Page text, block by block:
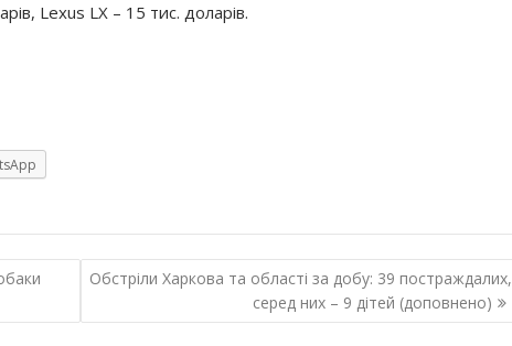
Lexus LX – 15 тис. доларів.
Обстріли Харкова та області за добу: 39 постраждалих,
серед них – 9 дітей (доповнено)